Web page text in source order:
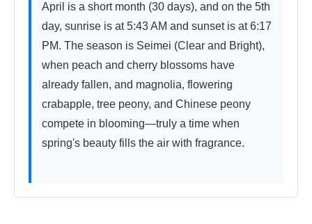
April is a short month (30 days), and on the 5th
day, sunrise is at 5:43 AM and sunset is at 6:17
PM. The season is Seimei (Clear and Bright),
when peach and cherry blossoms have
already fallen, and magnolia, flowering
crabapple, tree peony, and Chinese peony
compete in blooming—truly a time when
spring's beauty fills the air with fragrance.